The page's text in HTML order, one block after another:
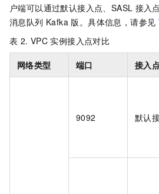
户端可以通过默认接入点、SASL 接入
消息队列 Kafka 版 。具体信息，请参见
表 2. VPC 实例接入点对比
网络类型 端口 接入
9092 默认